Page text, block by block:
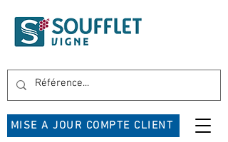
MISE A JOUR COMPTE CLIENT